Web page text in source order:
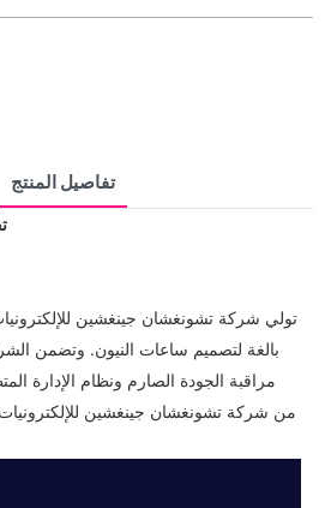
تفاصيل المنتج
تولي شركة تشونغشان جينغشين
بالغة لتصميم ساعات النيون. وتضمن
مراقبة الجودة الصارم ونظام الإدارة
من شركة تشونغشان جينغشين للإلكترونيات